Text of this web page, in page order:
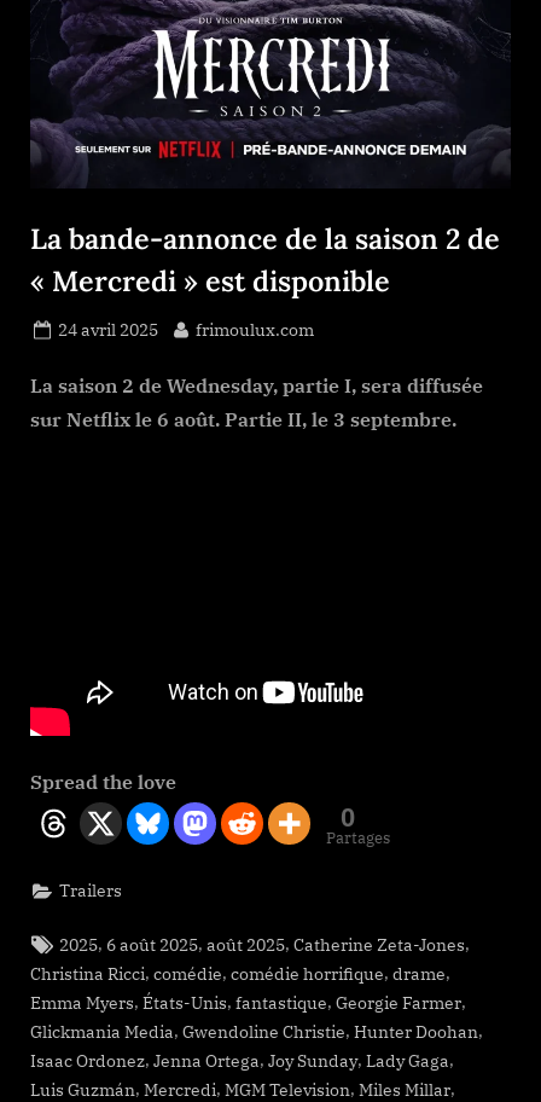
La bande-annonce de la saison 2 de
« Mercredi » est disponible
Posted
24 avril 2025 By
frimoulux.com
La saison 2 de Wednesday, partie I, sera diffusée
sur Netflix le 6 août. Partie II, le 3 septembre.
Spread the love
0
Partages
Trailers
Tags:
2025, 6 août 2025,août 2025,Catherine Zeta-Jones,
Christina Ricci, comédie, comédie horrifique, drame,
Emma Myers, États-Unis, fantastique, Georgie Farmer,
Glickmania Media, Gwendoline Christie, Hunter Doohan,
Isaac Ordonez, Jenna Ortega, Joy Sunday, Lady Gaga,
Luis Guzmán, Mercredi, MGM Television, Miles Millar,